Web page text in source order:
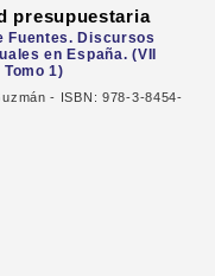
presupuestaria
Fuentes. Discursos
en España. (VII
1)
- ISBN: 978-3-8454-